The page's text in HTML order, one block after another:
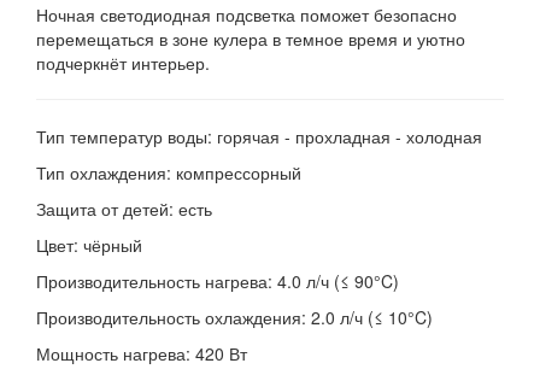
Ночная светодиодная подсветка поможет безопасно
перемещаться в зоне кулера в темное время и уютно
подчеркнёт интерьер.
Тип температур воды: горячая - прохладная - холодная
Тип охлаждения: компрессорный
Защита от детей: есть
Цвет: чёрный
Производительность нагрева: 4.0 л/ч (≤ 90°C)
Производительность охлаждения: 2.0 л/ч (≤ 10°C)
Мощность нагрева: 420 Вт